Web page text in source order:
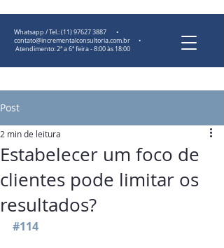
Whatsapp / Tel.:(11) 97627 3887 •
contato@incrementalconsultoria.com.br •
Atendimento: 2ª a 6ª feira - 8:00 às 18:00
Post
Estabelecer um foco de
clientes pode limitar os
resultados?
2 min de leitura
#114